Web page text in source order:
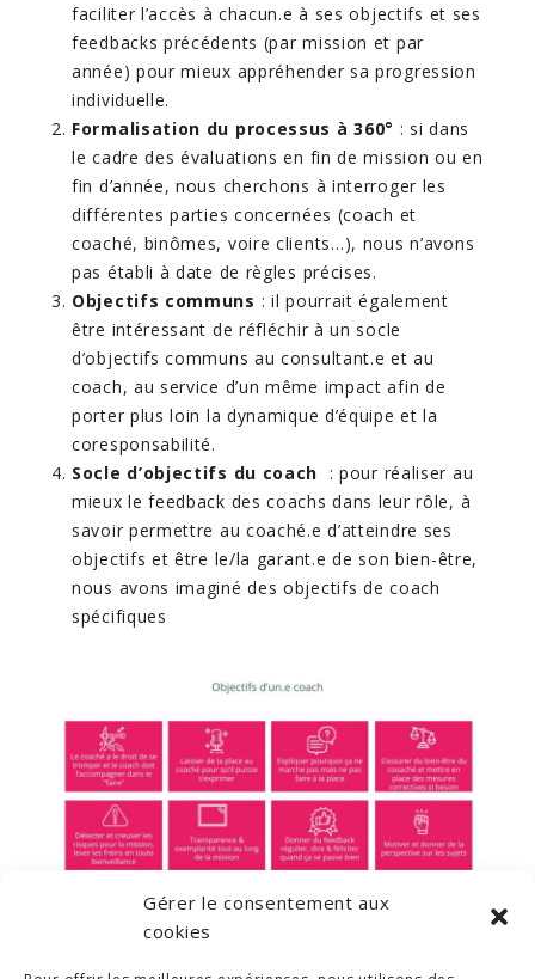
Gérer le consentement aux
cookies
faciliter l’accès à chacun.e à ses objectifs et ses
feedbacks précédents (par mission et par
année) pour mieux appréhender sa progression
individuelle.
Formalisation du processus à 360° : si dans
le cadre des évaluations en fin de mission ou en
fin d’année, nous cherchons à interroger les
différentes parties concernées (coach et
coaché, binômes, voire clients…), nous n’avons
pas établi à date de règles précises.
Objectifs communs : il pourrait également
être intéressant de réfléchir à un socle
d’objectifs communs au consultant.e et au
coach, au service d’un même impact afin de
porter plus loin la dynamique d’équipe et la
coresponsabilité.
Socle d’objectifs du coach
: pour réaliser au
mieux le feedback des coachs dans leur rôle, à
savoir permettre au coaché.e d’atteindre ses
objectifs et être le/la garant.e de son bien-être,
nous avons imaginé des objectifs de coach
spécifiques